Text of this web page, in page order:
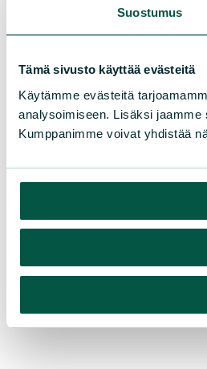
Suostumus
Tämä sivusto käyttää evästeitä
Käytämme evästeitä
analysoimiseen. Lisäksi
Kumppanimme voivat yhdistää